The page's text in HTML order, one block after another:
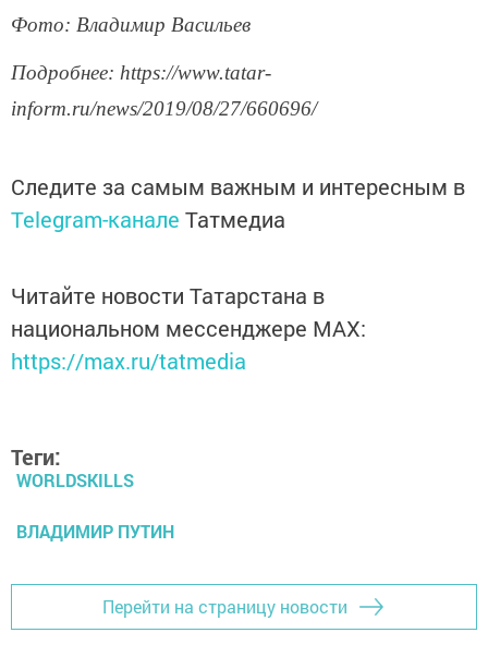
Фото: Владимир Васильев
Подробнее: https://www.tatar-
inform.ru/news/2019/08/27/660696/
Следите за самым важным и интересным в
Telegram-канале Татмедиа
Читайте новости Татарстана в
национальном мессенджере MАХ:
https://max.ru/tatmedia
Теги:
WORLDSKILLS
ВЛАДИМИР ПУТИН
Перейти на страницу новости